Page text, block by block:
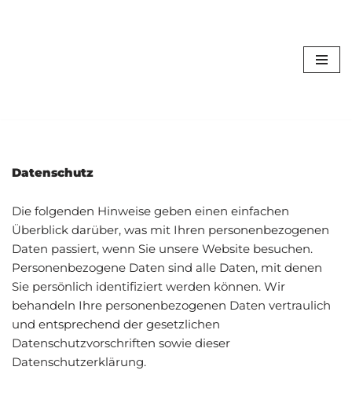
Datenschutz
Die folgenden Hinweise geben einen einfachen
Überblick darüber, was mit Ihren personenbezogenen
Daten passiert, wenn Sie unsere Website besuchen.
Personenbezogene Daten sind alle Daten, mit denen
Sie persönlich identifiziert werden können. Wir
behandeln Ihre personenbezogenen Daten vertraulich
und entsprechend der gesetzlichen
Datenschutzvorschriften sowie dieser
Datenschutzerklärung.